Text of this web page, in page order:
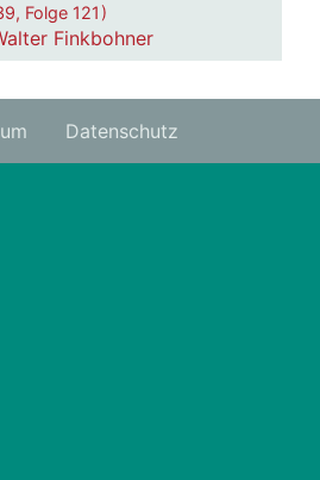
Folge 121 )
Finkbohner
Datenschutz